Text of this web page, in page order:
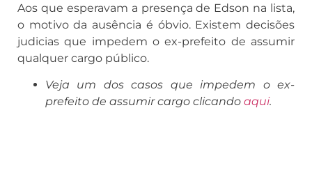
Aos que esperavam a presença de Edson na lista,
o motivo da ausência é óbvio. Existem decisões
judicias que impedem o ex-prefeito de assumir
qualquer cargo público.
Veja um dos casos que impedem o ex-
prefeito de assumir cargo clicando aqui.